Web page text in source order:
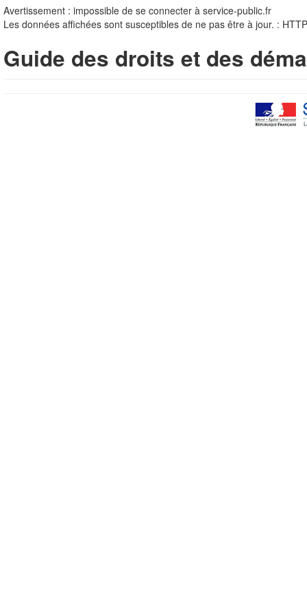
Avertissement : impossible de se connecter à service-public.fr
Les données affichées sont susceptibles de ne pas être à jour. :
Guide des droits et des